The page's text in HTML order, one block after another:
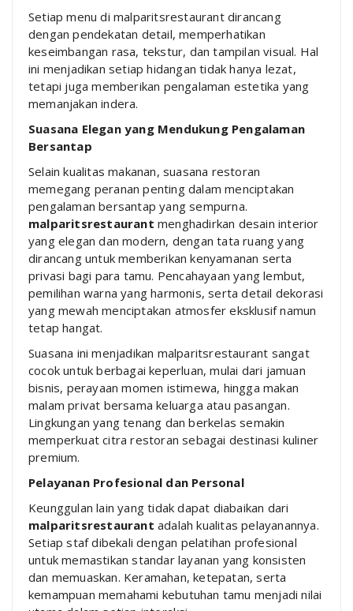
Setiap menu di malparitsrestaurant dirancang
dengan pendekatan detail, memperhatikan
keseimbangan rasa, tekstur, dan tampilan visual. Hal
ini menjadikan setiap hidangan tidak hanya lezat,
tetapi juga memberikan pengalaman estetika yang
memanjakan indera.
Suasana Elegan yang Mendukung Pengalaman
Bersantap
Selain kualitas makanan, suasana restoran
memegang peranan penting dalam menciptakan
pengalaman bersantap yang sempurna.
malparitsrestaurant menghadirkan desain interior
yang elegan dan modern, dengan tata ruang yang
dirancang untuk memberikan kenyamanan serta
privasi bagi para tamu. Pencahayaan yang lembut,
pemilihan warna yang harmonis, serta detail dekorasi
yang mewah menciptakan atmosfer eksklusif namun
tetap hangat.
Suasana ini menjadikan malparitsrestaurant sangat
cocok untuk berbagai keperluan, mulai dari jamuan
bisnis, perayaan momen istimewa, hingga makan
malam privat bersama keluarga atau pasangan.
Lingkungan yang tenang dan berkelas semakin
memperkuat citra restoran sebagai destinasi kuliner
premium.
Pelayanan Profesional dan Personal
Keunggulan lain yang tidak dapat diabaikan dari
malparitsrestaurant adalah kualitas pelayanannya.
Setiap staf dibekali dengan pelatihan profesional
untuk memastikan standar layanan yang konsisten
dan memuaskan. Keramahan, ketepatan, serta
kemampuan memahami kebutuhan tamu menjadi nilai